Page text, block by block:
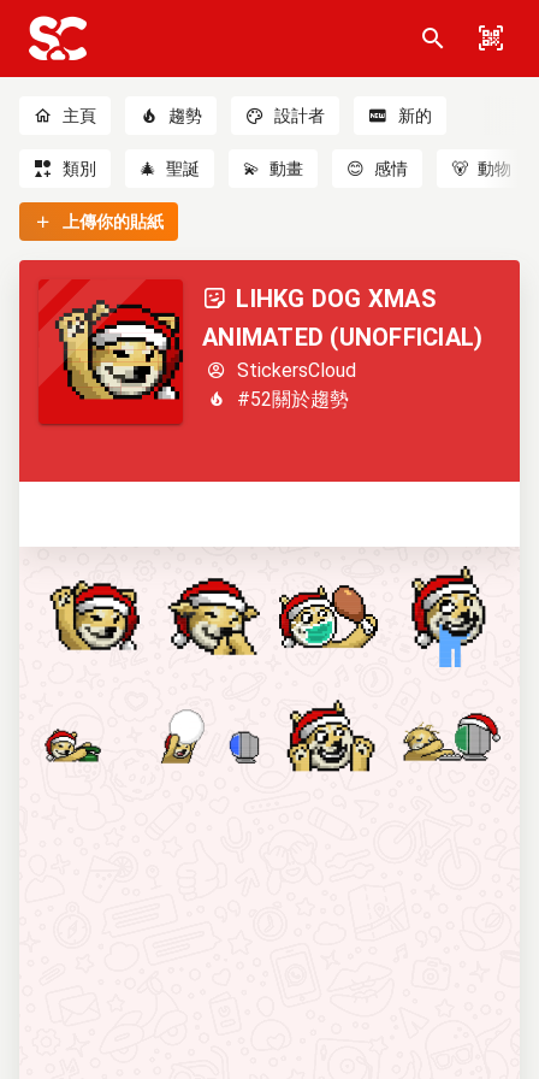
主頁 趨勢 設計者 新的
類別 🎄 聖誕 💫 動畫 😊 感情 🐻 動物
上傳你的貼紙
LIHKG DOG XMAS
ANIMATED (UNOFFICIAL)
StickersCloud
#52關於趨勢